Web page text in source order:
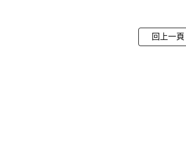
回上一頁